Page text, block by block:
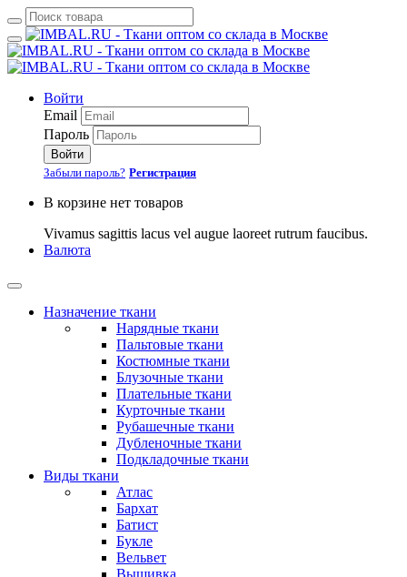
Войти
Email
Пароль
Войти
Забыли пароль? Регистрация
В корзине нет товаров
Vivamus sagittis lacus vel augue laoreet rutrum faucibus.
Валюта
Назначение ткани
Нарядные ткани
Пальтовые ткани
Костюмные ткани
Блузочные ткани
Плательные ткани
Курточные ткани
Рубашечные ткани
Дубленочные ткани
Подкладочные ткани
Виды ткани
Атлас
Бархат
Батист
Букле
Вельвет
Вышивка